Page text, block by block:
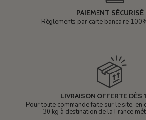
PAIEMENT SÉCURISÉ
Règlements par carte bancaire
LIVRAISON OFFERTE DÈS
Pour toute commande faite sur le site, en
30 kg à destination de la France